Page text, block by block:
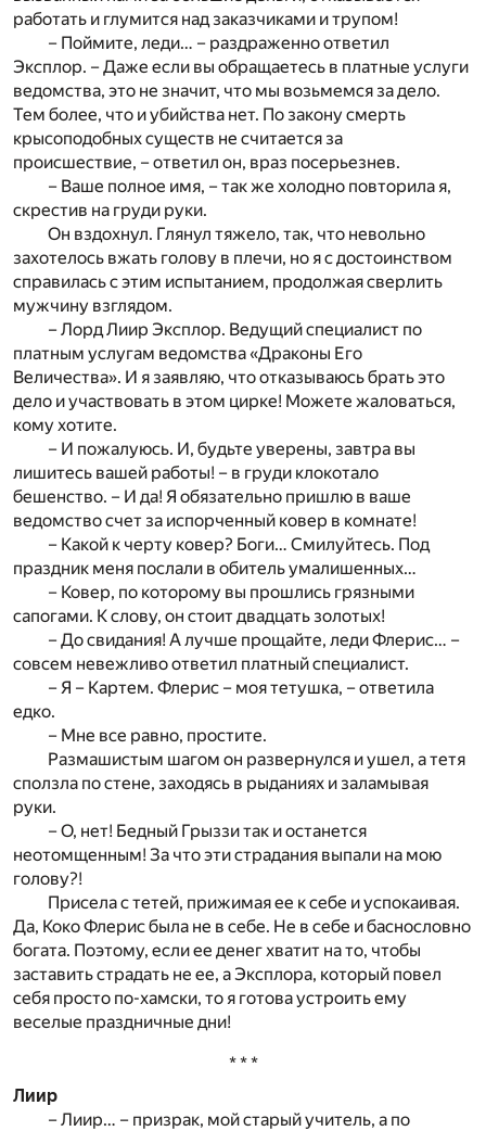
работать и глумится над заказчиками и трупом!
– Поймите, леди… – раздраженно ответил
Эксплор. – Даже если вы обращаетесь в платные услуги
ведомства, это не значит, что мы возьмемся за дело.
Тем более, что и убийства нет. По закону смерть
крысоподобных существ не считается за
происшествие, – ответил он, враз посерьезнев.
– Ваше полное имя, – так же холодно повторила я,
скрестив на груди руки.
Он вздохнул. Глянул тяжело, так, что невольно
захотелось вжать голову в плечи, но я с достоинством
справилась с этим испытанием, продолжая сверлить
мужчину взглядом.
– Лорд Лиир Эксплор. Ведущий специалист по
платным услугам ведомства «Драконы Его
Величества». И я заявляю, что отказываюсь брать это
дело и участвовать в этом цирке! Можете жаловаться,
кому хотите.
– И пожалуюсь. И, будьте уверены, завтра вы
лишитесь вашей работы! – в груди клокотало
бешенство. – И да! Я обязательно пришлю в ваше
ведомство счет за испорченный ковер в комнате!
– Какой к черту ковер? Боги… Смилуйтесь. Под
праздник меня послали в обитель умалишенных…
– Ковер, по которому вы прошлись грязными
сапогами. К слову, он стоит двадцать золотых!
– До свидания! А лучше прощайте, леди Флерис… –
совсем невежливо ответил платный специалист.
– Я – Картем. Флерис – моя тетушка, – ответила
едко.
– Мне все равно, простите.
Размашистым шагом он развернулся и ушел, а тетя
сползла по стене, заходясь в рыданиях и заламывая
руки.
– О, нет! Бедный Грыззи так и останется
неотомщенным! За что эти страдания выпали на мою
голову?!
Присела с тетей, прижимая ее к себе и успокаивая.
Да, Коко Флерис была не в себе. Не в себе и баснословно
богата. Поэтому, если ее денег хватит на то, чтобы
заставить страдать не ее, а Эксплора, который повел
себя просто по-хамски, то я готова устроить ему
веселые праздничные дни!
* * *
Лиир
– Лиир… – призрак, мой старый учитель, а по